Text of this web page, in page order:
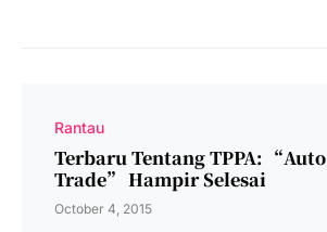
Rantau
Terbaru Tentang TPPA: “Auto
Trade” Hampir Selesai
October 4, 2015